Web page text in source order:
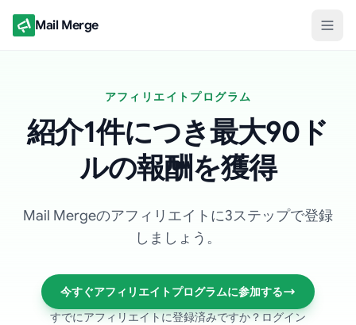
Mail Merge
アフィリエイトプログラム
紹介1件につき最大90ド
ルの報酬を獲得
Mail Mergeのアフィリエイトに3ステップで登録
しましょう。
今すぐアフィリエイトプログラムに参加する
すでにアフィリエイトに登録済みですか？ログイン